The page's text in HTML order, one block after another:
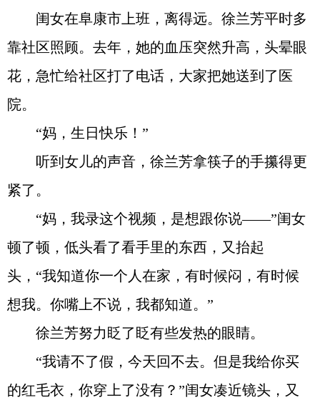
闺女在阜康市上班，离得远。徐兰芳平时多
靠社区照顾。去年，她的血压突然升高，头晕眼
花，急忙给社区打了电话，大家把她送到了医
院。
“妈，生日快乐！”
听到女儿的声音，徐兰芳拿筷子的手攥得更
紧了。
“妈，我录这个视频，是想跟你说——”闺女
顿了顿，低头看了看手里的东西，又抬起
头，“我知道你一个人在家，有时候闷，有时候
想我。你嘴上不说，我都知道。”
徐兰芳努力眨了眨有些发热的眼睛。
“我请不了假，今天回不去。但是我给你买
的红毛衣，你穿上了没有？”闺女凑近镜头，又